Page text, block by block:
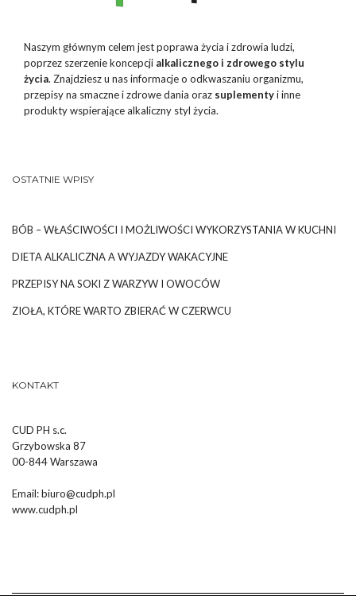
Naszym głównym celem jest poprawa życia i zdrowia ludzi,
poprzez szerzenie koncepcji alkalicznego i zdrowego stylu
życia. Znajdziesz u nas informacje o odkwaszaniu organizmu,
przepisy na smaczne i zdrowe dania oraz suplementyi inne
produkty wspierające alkaliczny styl życia.
OSTATNIE WPISY
BÓB – WŁAŚCIWOŚCI I MOŻLIWOŚCI WYKORZYSTANIA W KUCHNI
DIETA ALKALICZNA A WYJAZDY WAKACYJNE
PRZEPISY NA SOKI Z WARZYW I OWOCÓW
ZIOŁA, KTÓRE WARTO ZBIERAĆ W CZERWCU
KONTAKT
CUD PH s.c.
Grzybowska 87
00-844 Warszawa
Email:biuro@cudph.pl
www.cudph.pl